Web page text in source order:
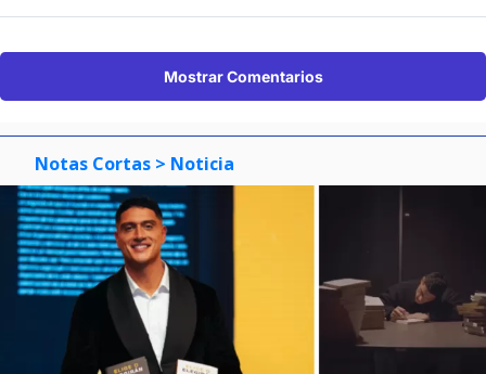
Mostrar Comentarios
Notas Cortas > Noticia